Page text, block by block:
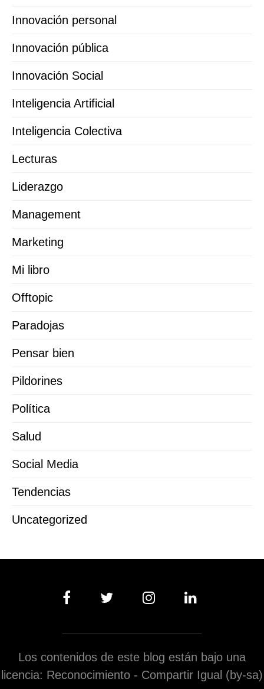
Innovación personal
Innovación pública
Innovación Social
Inteligencia Artificial
Inteligencia Colectiva
Lecturas
Liderazgo
Management
Marketing
Mi libro
Offtopic
Paradojas
Pensar bien
Pildorines
Política
Salud
Social Media
Tendencias
Uncategorized
Los contenidos de este blog están bajo una
licencia: Reconocimiento - Compartir Igual (by-sa)